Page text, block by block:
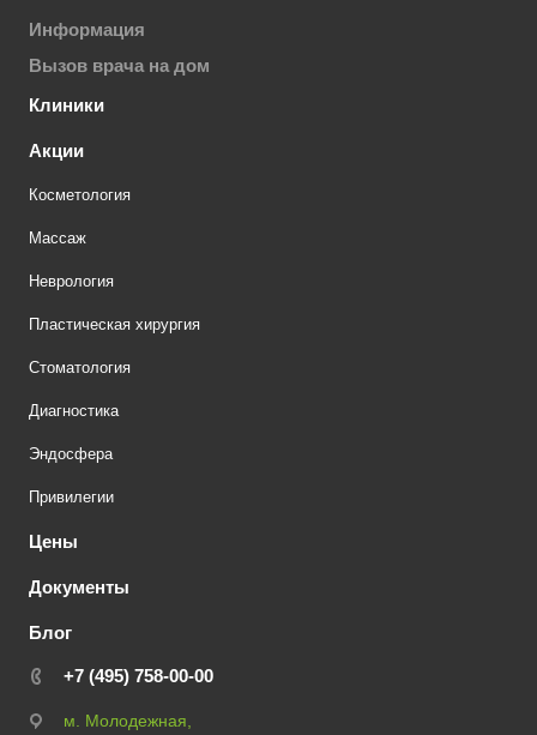
Информация
Вызов врача на дом
Клиники
Акции
Косметология
Массаж
Неврология
Пластическая хирургия
Стоматология
Диагностика
Эндосфера
Привилегии
Цены
Документы
Блог
+7 (495) 758-00-00
м. Молодежная,